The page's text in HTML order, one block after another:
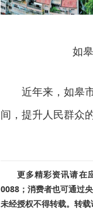
如
近年来，如皋
间，提升人民群众
更多精彩资讯请在
0088；消费者也可通过
未经授权不得转载。转